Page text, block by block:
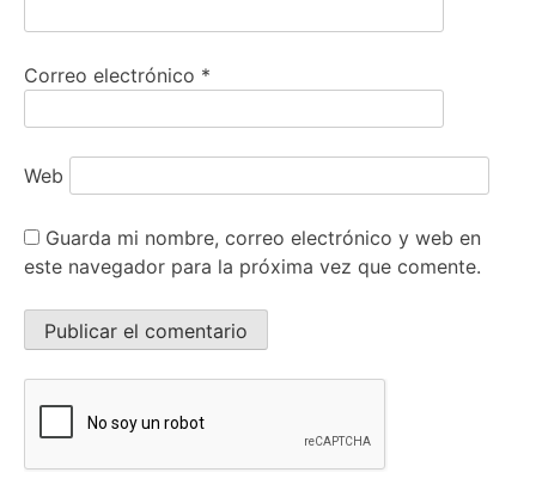
Correo electrónico *
Web
Guarda mi nombre, correo electrónico y web en
este navegador para la próxima vez que comente.